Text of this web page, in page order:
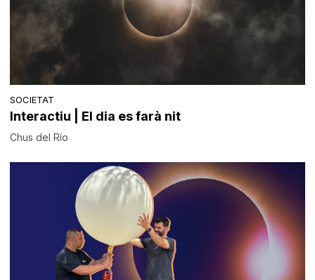
SOCIETAT
Interactiu | El dia es farà nit
Chus del Río